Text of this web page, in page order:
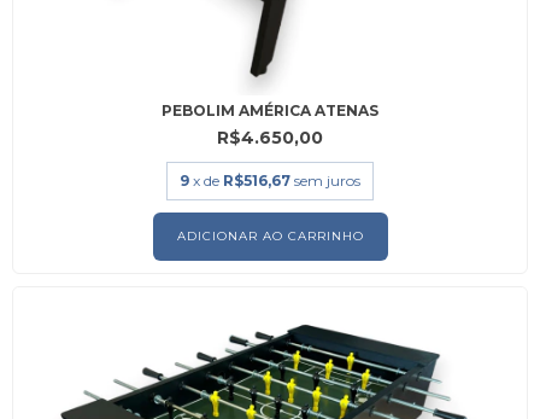
PEBOLIM AMÉRICA ATENAS
R$4.650,00
9 x de R$516,67 sem juros